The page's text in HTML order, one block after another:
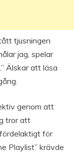
tjusningen
jag, spelar
Älskar att läsa
genom att
tror att
för
Playlist” krävde